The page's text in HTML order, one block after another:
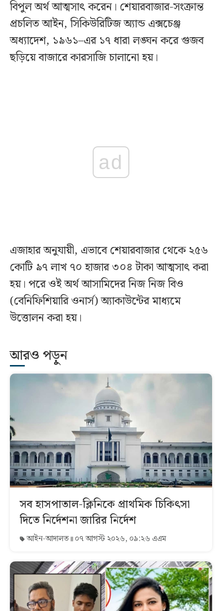
বিপুল অর্থ আত্মসাৎ করেন। শেয়ারবাজার-সংক্রান্ত
প্রচলিত আইন, সিকিউরিটিজ অ্যান্ড এক্সচেঞ্জ
অধ্যাদেশ, ১৯৬১–এর ১৭ ধারা লঙ্ঘন করে গুজব
ছড়িয়ে বাজারে কারসাজি চালানো হয়।
ad
এজাহার অনুযায়ী, এভাবে শেয়ারবাজার থেকে ২৫৬
কোটি ৯৭ লাখ ৭০ হাজার ৩০৪ টাকা আত্মসাৎ করা
হয়। পরে ওই অর্থ আসামিদের নিজ নিজ বিও
(বেনিফিশিয়ারি ওনার্স) অ্যাকাউন্টের মাধ্যমে
উত্তোলন করা হয়।
আরও পড়ুন
সব হাসপাতাল-ক্লিনিকে প্রাথমিক চিকিৎসা
দিতে নির্দেশনা জারির নির্দেশ
আইন-আদালত ০৭ আগস্ট ২০২৬, ০৯:২৬ এএম